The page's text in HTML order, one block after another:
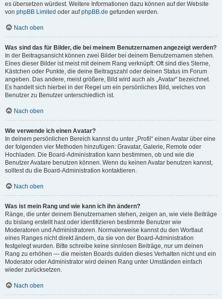
es übersetzen würdest. Weitere Informationen dazu können auf der Website
von phpBB Limited oder aufphpBB.de gefunden werden.
Nach oben
Was sind das für Bilder, die bei meinem Benutzernamen angezeigt werden?
In der Beitragsansicht können zwei Bilder bei deinem Benutzernamen stehen.
Eines dieser Bilder ist meist mit deinem Rang verknüpft: Oft sind dies Sterne,
Kästchen oder Punkte, die deine Beitragszahl oder deinen Status im Forum
angeben. Das andere, meist größere, Bild wird auch als „Avatar“ bezeichnet.
Es handelt sich hierbei in der Regel um ein persönliches Bild, welches von
Benutzer zu Benutzer unterschiedlich ist.
Nach oben
Wie verwende ich einen Avatar?
In deinem persönlichen Bereich kannst du unter „Profil“ einen Avatar über eine
der folgenden vier Methoden hinzufügen: Gravatar, Galerie, Remote oder
Hochladen. Die Board-Administration kann bestimmen, ob und wie die
Benutzer Avatare benutzen können. Wenn du keinen Avatar benutzen kannst,
solltest du die Board-Administration kontaktieren.
Nach oben
Was ist mein Rang und wie kann ich ihn ändern?
Ränge, die unter deinem Benutzernamen stehen, zeigen an, wie viele Beiträge
du bislang erstellt hast oder identifizieren bestimmte Benutzer wie
Moderatoren und Administratoren. Normalerweise kannst du den Wortlaut
eines Ranges nicht direkt ändern, da sie von der Board-Administration
festgelegt wurden. Bitte schreibe keine sinnlosen Beiträge, nur um deinen
Rang zu erhöhen — die meisten Boards dulden dieses Verhalten nicht und ein
Moderator oder Administrator wird deinen Rang unter Umständen einfach
wieder zurücksetzen.
Nach oben